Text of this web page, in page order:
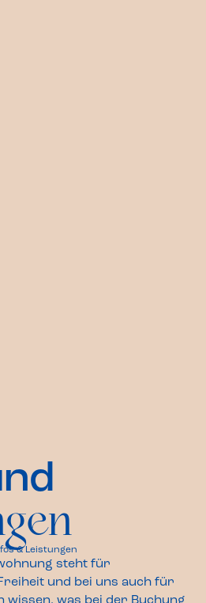
& Leistungen
steht für
und bei uns auch für
wissen, was bei der Buchung